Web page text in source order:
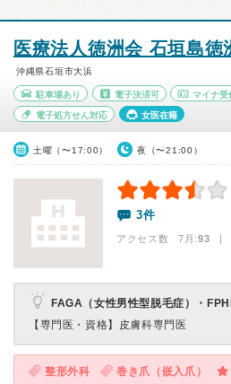
医療法人徳洲会 石垣島徳
沖縄県石垣市大浜
駐車場あり 電子決済可 マイナ受
電子処方せん対応 女医在籍
土曜（〜17:00） 夜（〜21:00）
3件
アクセス数 7月:93 |
FAGA（女性男性型脱毛症）・
【専門医・資格】 皮膚科専門医
整形外科 巻き爪（嵌入爪）